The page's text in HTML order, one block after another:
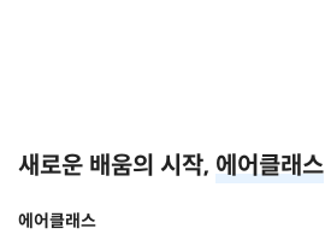
새로운 배움의 시작, 에어클래스
에어클래스